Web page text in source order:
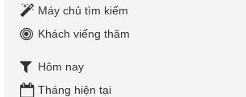
Máy chủ tìm kiếm
Khách viếng thăm
Hôm nay
Tháng hiện tại